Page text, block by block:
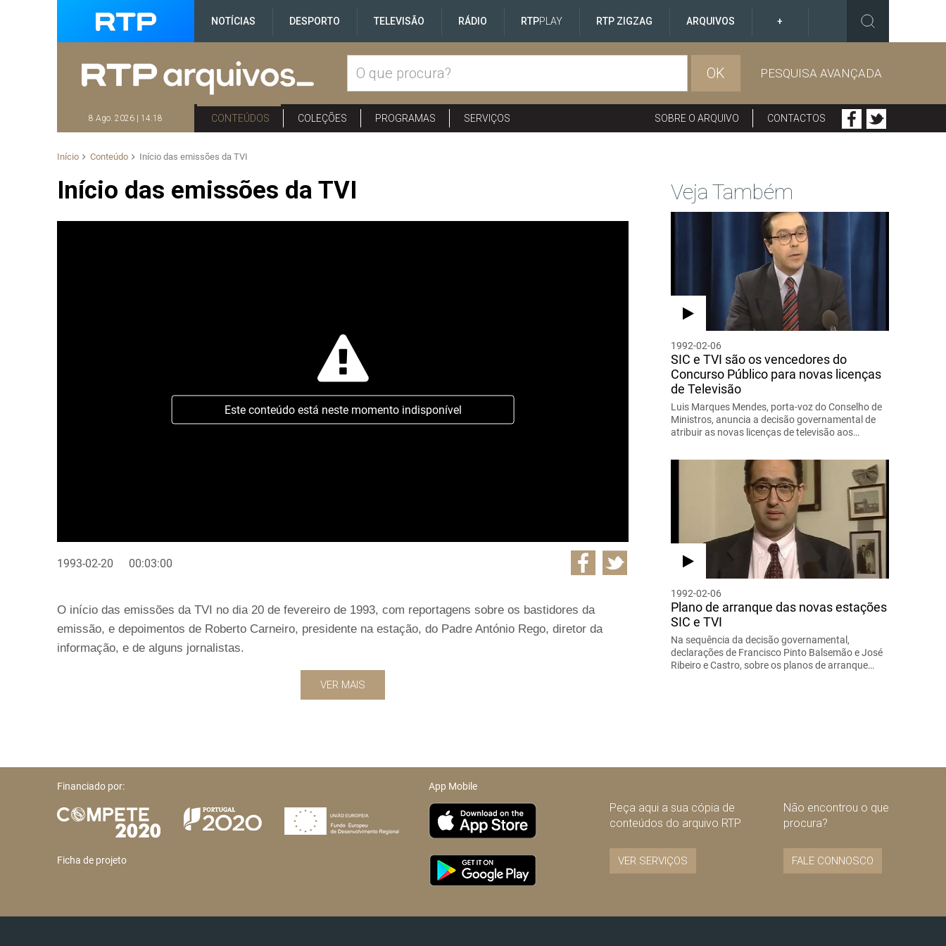
NOTÍCIAS DESPORTO TELEVISÃO RÁDIO RTPPLAY RTP ZIGZAG ARQUIVOS +
OK PESQUISA AVANÇADA
8 Ago. 2026 | 14:18 CONTEÚDOS COLEÇÕES PROGRAMAS SERVIÇOS SOBRE O ARQUIVO CONTACTOS
Início Conteúdo Início das emissões da TVI
Início das emissões da TVI
Este conteúdo está neste momento indisponível
1993-02-20 00:03:00
O início das emissões da TVI no dia 20 de fevereiro de 1993, com reportagens sobre os bastidores da
emissão, e depoimentos de Roberto Carneiro, presidente na estação, do Padre António Rego, diretor da
informação, e de alguns jornalistas.
VER MAIS
Veja Também
1992-02-06
SIC e TVI são os vencedores do
Concurso Público para novas licenças
de Televisão
Luis Marques Mendes, porta-voz do Conselho de
Ministros, anuncia a decisão governamental de
atribuir as novas licenças de televisão aos…
1992-02-06
Plano de arranque das novas estações
SIC e TVI
Na sequência da decisão governamental,
declarações de Francisco Pinto Balsemão e José
Ribeiro e Castro, sobre os planos de arranque…
Financiado por:
Ficha de projeto
App Mobile
Peça aqui a sua cópia de
conteúdos do arquivo RTP
VER SERVIÇOS
Não encontrou o que
procura?
FALE CONNOSCO